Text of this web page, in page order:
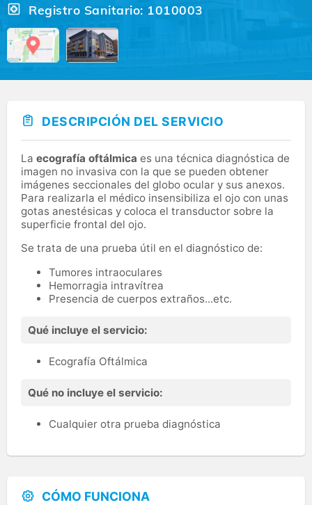
Registro Sanitario: 1010003
DESCRIPCIÓN DEL SERVICIO
La ecografía oftálmica es una técnica diagnóstica de
imagen no invasiva con la que se pueden obtener
imágenes seccionales del globo ocular y sus anexos.
Para realizarla el médico insensibiliza el ojo con unas
gotas anestésicas y coloca el transductor sobre la
superficie frontal del ojo.
Se trata de una prueba útil en el diagnóstico de:
Tumores intraoculares
Hemorragia intravítrea
Presencia de cuerpos extraños...etc.
Qué incluye el servicio:
Ecografía Oftálmica
Qué no incluye el servicio:
Cualquier otra prueba diagnóstica
CÓMO FUNCIONA